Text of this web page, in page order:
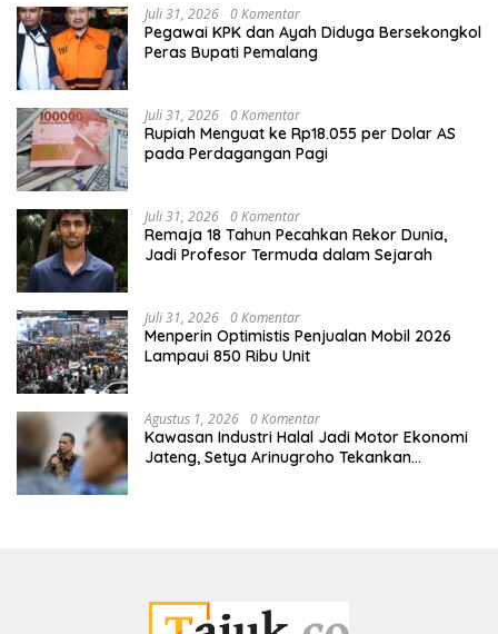
Juli 31, 2026 0 Komentar
Pegawai KPK dan Ayah Diduga Bersekongkol
Peras Bupati Pemalang
Juli 31, 2026 0 Komentar
Rupiah Menguat ke Rp18.055 per Dolar AS
pada Perdagangan Pagi
Juli 31, 2026 0 Komentar
Remaja 18 Tahun Pecahkan Rekor Dunia,
Jadi Profesor Termuda dalam Sejarah
Juli 31, 2026 0 Komentar
Menperin Optimistis Penjualan Mobil 2026
Lampaui 850 Ribu Unit
Agustus 1, 2026 0 Komentar
Kawasan Industri Halal Jadi Motor Ekonomi
Jateng, Setya Arinugroho Tekankan